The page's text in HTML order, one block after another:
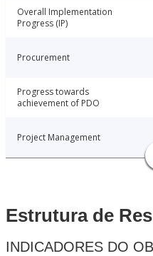
Overall Implementation
Progress (IP)
Procurement
Progress towards
achievement of PDO
Project Management
Estrutura de
INDICADORES DO